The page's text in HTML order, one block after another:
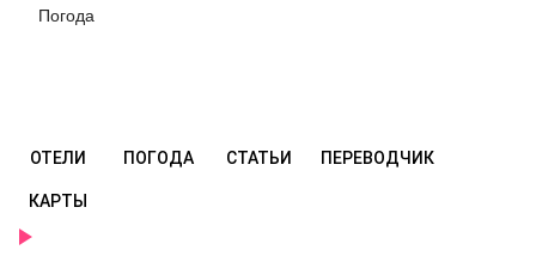
Погода
ОТЕЛИ ПОГОДА СТАТЬИ ПЕРЕВОДЧИК
КАРТЫ
